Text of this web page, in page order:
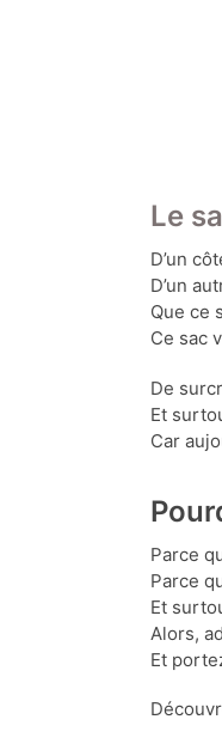
Le
D’un
D’un
Que ce
Ce sac
De
Et
Car
Parce
Parce
Et
Alors,
Et